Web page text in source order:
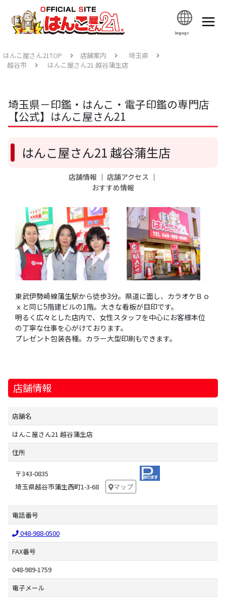
language
はんこ屋さん21TOP 店舗案内
埼玉県
越谷市
はんこ屋さん21 越谷蒲生店
埼玉県－印鑑・はんこ・電子印鑑の専門店
【公式】はんこ屋さん21
はんこ屋さん21 越谷蒲生店
店舗情報 ｜ 店舗アクセス ｜
おすすめ情報
東武伊勢崎線蒲生駅から徒歩3分。県道に面し、カラオケＢｏ
ｘと同じ5階建ビルの1階。大きな看板が目印です。
明るく広々とした店内で、女性スタッフを中心にお客様本位
の丁寧な仕事を心がけております。
プレゼント包装各種。カラー大型印刷もできます。
店舗情報
店舗名
はんこ屋さん21 越谷蒲生店
住所
〒343-0835
埼玉県越谷市蒲生西町1-3-68
マップ
電話番号
048-988-0500
FAX番号
048-989-1759
電子メール